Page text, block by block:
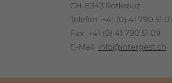
CH-6343 Rotkreuz
Telefon +41 (0) 41 790 51 01
Fax +41 (0) 41 790 51 09
E-Mail info@intergest.ch